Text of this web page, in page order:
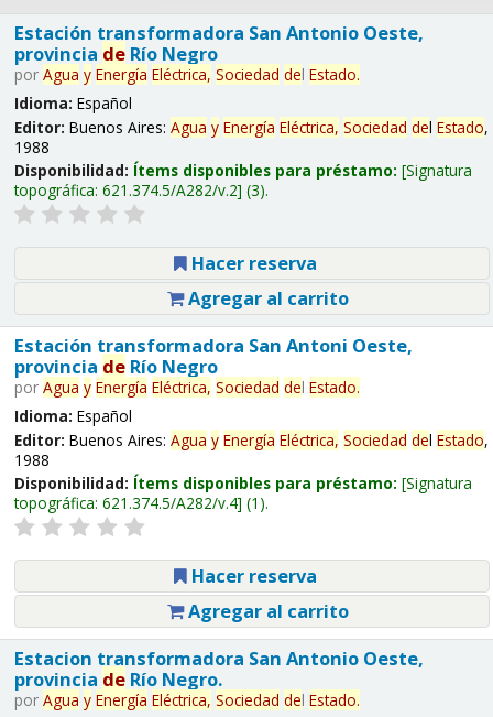
Estación transformadora San Antonio Oeste,
provincia deRío Negro
por Agua y Energía Eléctrica, Sociedad del Estado.
Idioma: Español
Editor: Buenos Aires: Agua y Energía Eléctrica, Sociedad del Estado,
1988
Disponibilidad: Ítems disponibles para préstamo: Signatura
topográfica: 621.374.5/A282/v.2 (3).
Hacer reserva
Agregar al carrito
Estación transformadora San Antoni Oeste,
provincia deRío Negro
por Agua y Energía Eléctrica, Sociedad del Estado.
Idioma: Español
Editor: Buenos Aires: Agua y Energía Eléctrica, Sociedad del Estado,
1988
Disponibilidad: Ítems disponibles para préstamo: Signatura
topográfica: 621.374.5/A282/v.4 (1).
Hacer reserva
Agregar al carrito
Estacion transformadora San Antonio Oeste,
provincia deRío Negro.
por Agua y Energía Eléctrica, Sociedad del Estado.